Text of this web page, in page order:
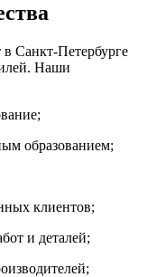
Санкт-Петербурге
Наши
образованием;
клиентов;
и деталей;